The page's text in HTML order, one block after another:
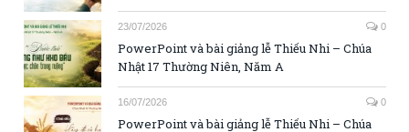
23/07/2026 0
PowerPoint và bài giảng lễ Thiếu Nhi – Chúa
Nhật 17 Thường Niên, Năm A
16/07/2026 0
PowerPoint và bài giảng lễ Thiếu Nhi – Chúa